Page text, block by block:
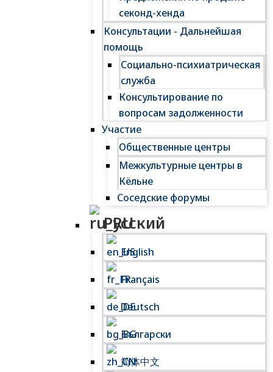
секонд-хенда
Консультации - Дальнейшая
помощь
Социально-психиатрическая
служба
Консультирование по
вопросам задолженности
Участие
Общественные центры
Межкультурные центры в
Кёльне
Соседские форумы
Русский
English
Français
Deutsch
Български
简体中文